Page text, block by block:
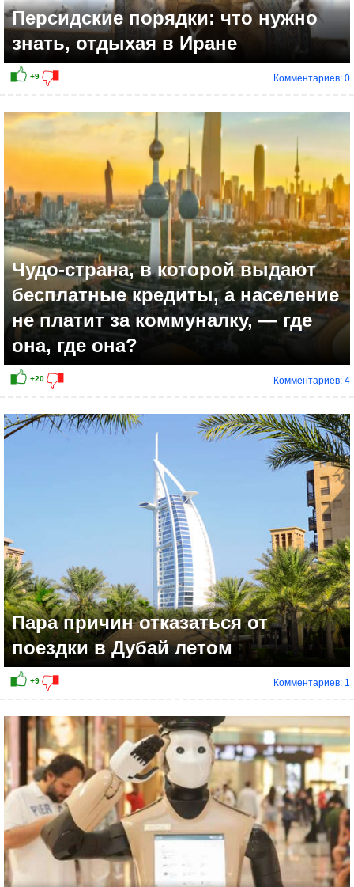
Персидские порядки: что нужно
знать, отдыхая в Иране
Комментариев: 0
Чудо-страна, в которой выдают
бесплатные кредиты, а население
не платит за коммуналку, — где
она, где она?
Комментариев: 4
Пара причин отказаться от
поездки в Дубай летом
Комментариев: 1